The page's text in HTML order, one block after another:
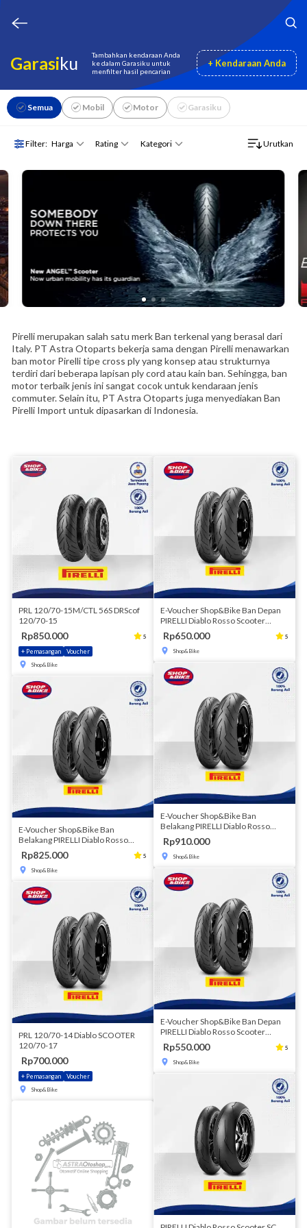
Garasiku
Tambahkan kendaraan Anda
ke dalam Garasiku untuk
menfilter hasil pencarian
+ Kendaraan Anda
Semua Mobil Motor Garasiku
Filter: Harga Rating Kategori Urutkan
Pirelli merupakan salah satu merk Ban terkenal yang berasal dari
Italy. PT Astra Otoparts bekerja sama dengan Pirelli menawarkan
ban motor Pirelli tipe cross ply yang konsep atau strukturnya
terdiri dari beberapa lapisan ply cord atau kain ban. Sehingga, ban
motor terbaik jenis ini sangat cocok untuk kendaraan jenis
commuter. Selain itu, PT Astra Otoparts juga menyediakan Ban
Pirelli Import untuk dipasarkan di Indonesia.
PRL 120/70-15M/CTL 56S DRScof
120/70-15
Rp850.000 5
+ Pemasangan Voucher
Shop&Bike
E-Voucher Shop&Bike Ban
Belakang PIRELLI Diablo Rosso
Scooter 130/70-13M/C REINFTL
63P DRScoR
Rp825.000 5
Shop&Bike
PRL 120/70-14 Diablo SCOOTER
120/70-17
Rp700.000
+ Pemasangan Voucher
Shop&Bike
E-Voucher Shop&Bike Ban Depan
PIRELLI Diablo Rosso Scooter
120/70-13M/CTL 53P DRScoF
Rp650.000 5
Shop&Bike
E-Voucher Shop&Bike Ban
Belakang PIRELLI Diablo Rosso
Scooter 140/70-13M/CTL 61P
DRScoR
Rp910.000
Shop&Bike
E-Voucher Shop&Bike Ban Depan
PIRELLI Diablo Rosso Scooter
110/70-13M/CTL 48P DRScoF
Rp550.000 5
Shop&Bike